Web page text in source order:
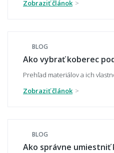
Aký veľký presah má
Zobraziť článok
BLOG
Ako vybrať koberec
Prehľad materiálov a ich
Zobraziť článok
BLOG
Ako správne